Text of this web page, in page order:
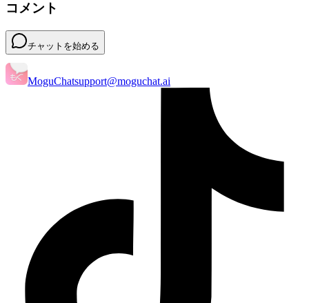
コメント
チャットを始める
MoguChatsupport@moguchat.ai